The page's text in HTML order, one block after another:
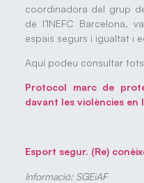
coordinadora del grup
de l’INEFC Barcelona,
espais segurs i igualtat i
Aquí podeu consultar
Protocol marc de
davant les violències en
Esport segur. (Re)
Informació: SGEiAF